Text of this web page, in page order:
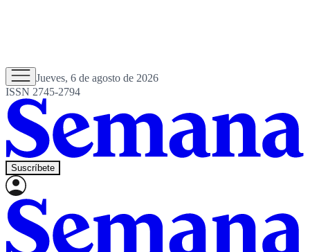
Jueves, 6 de agosto de 2026
ISSN 2745-2794
Suscríbete